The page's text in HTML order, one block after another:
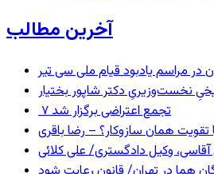
آخرین مطالب
مراسم یادبود قیام ملی سی تیر
نخست‌وزیریِ دکتر شاپور بختیار
۷ تجمع اعتراضی برگزار شد
تقویت همان سازوکار؟ – رضا باقری
وکیل دادگستری/ علی کلائی